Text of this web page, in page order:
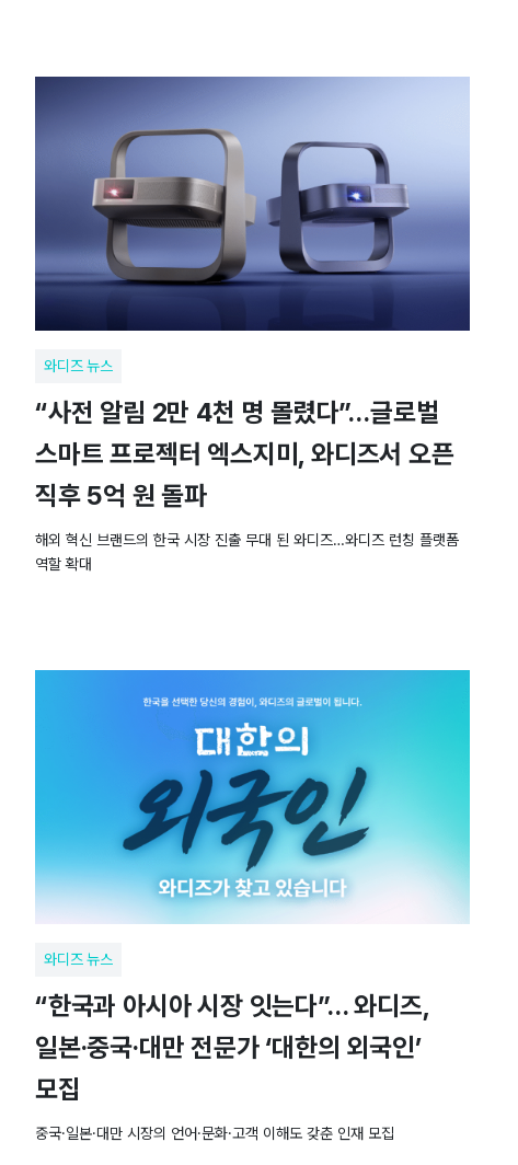
와디즈 뉴스
“사전 알림 2만 4천 명 몰렸다”…글로벌
스마트 프로젝터 엑스지미, 와디즈서 오픈
직후 5억 원 돌파
해외 혁신 브랜드의 한국 시장 진출 무대 된 와디즈…와디즈 런칭 플랫폼
역할 확대
와디즈 뉴스
“한국과 아시아 시장 잇는다”… 와디즈,
일본·중국·대만 전문가 ‘대한의 외국인’
모집
중국·일본·대만 시장의 언어·문화·고객 이해도 갖춘 인재 모집